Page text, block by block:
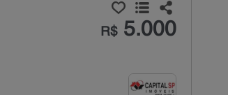
R$5.000